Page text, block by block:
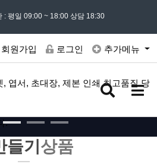
및 ' 견적문의 ' 게시판을 이용해주세요
: 평일 09:00 ~ 18:00 상담 18:30
회원가입 로그인 추가메뉴
검
버
메
버
들기 상품